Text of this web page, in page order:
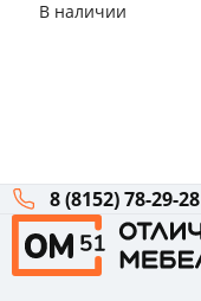
В наличии
8 (8152) 78-29-28